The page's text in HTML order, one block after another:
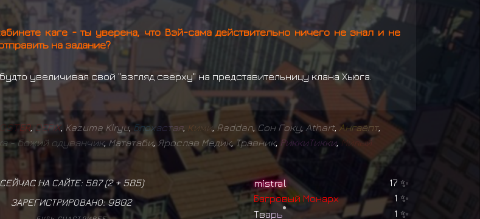
каге - ты уверена, что Вэй-сама действительно ничего не знал и не
на задание?
увеличивая свой "взгляд сверху" на представительницу клана Хьюга.
OSTER, DEFIX, Kazuma Kiryu, Блохастая, Ким и, Raddan , Сон Гоку, Athart, Ангаёпт,
а - божий одуванчик,Мататаби,Ярослав Медик, Травник, РиккиТикки, Ми лый
СЕЙЧАС НА САЙТЕ: 587 (2+ 585)
ЗАРЕГИСТРИРОВАНО: 9802
mistral 17 ✨
Багровый Монарх 1 ✨
Тварь 1 ✨